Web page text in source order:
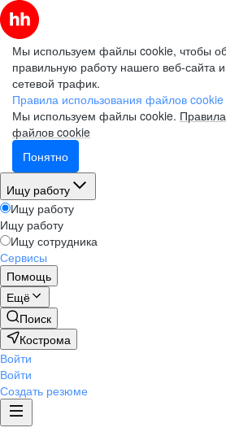
Мы используем файлы cookie, чтобы
правильную работу нашего веб-сайта
сетевой трафик.
Правила использования файлов cookie
Мы используем файлы cookie.
файлов cookie
Понятно
Ищу работу
Ищу работу
Ищу работу
Ищу сотрудника
Сервисы
Помощь
Ещё
Поиск
Кострома
Войти
Войти
Создать резюме